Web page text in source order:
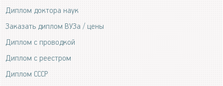
Диплом доктора наук
Заказать диплом ВУЗа / цены
Диплом с проводкой
Диплом с реестром
Диплом СССР